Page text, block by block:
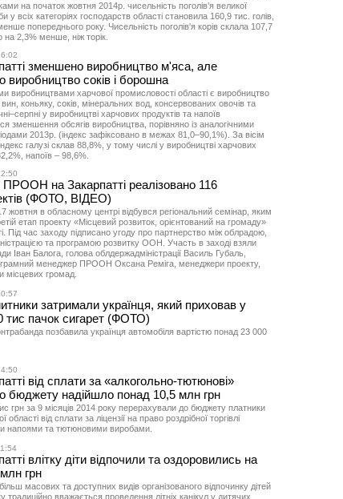
на початок жовтня 2014р. чисельність поголів’я великої
у всіх категоріях господарств області становила 160,9 тис. голів,
попереднього року. Чисельність поголів'я корів склала 107,7
на 2,3% менше, ніж торік.
зменшено виробництво м'яса, але
виробництво соків і борошна
виробництвами харчової промисловості області є виробництво
коньяку, соків, мінеральних вод, консервованих овочів та
у виробництві харчових продуктів та напоїв
зменшення обсягів виробництва, порівняно із аналогічними
2013р. (індекс зафіксовано в межах 81,0–90,1%). За вісім
галузі склав 88,8%, у тому числі у виробництві харчових
напоїв – 98,6%.
ПРООН на Закарпатті реалізовано 116
(ФОТО, ВІДЕО)
жовтня в обласному центрі відбувся регіональний семінар, яким
етап проекту «Місцевий розвиток, орієнтований на громаду»
Під час заходу підписано угоду про партнерство між облрадою,
та програмою розвитку ООН. Участь в заході взяли
Іван Балога, голова облдержадміністрації Василь Губаль,
менеджер ПРООН Оксана Реміга, менеджери проекту,
місцевих громад.
затримали українця, який приховав у
тис пачок сигарет (ФОТО)
позбавила українця автомобіля вартістю понад 23 000
від сплати за «алкогольно-тютюнові»
бюджету надійшло понад 10,5 млн грн
грн за 9 місяців 2014 року перерахували до бюджету платники
області від сплати за ліцензії на право роздрібної торгівлі
напоями та тютюновими виробами.
влітку діти відпочили та оздоровились на
грн
масових та доступних видів організованого відпочинку дітей
традиційно вважається проведення літніх канікул у дитячих